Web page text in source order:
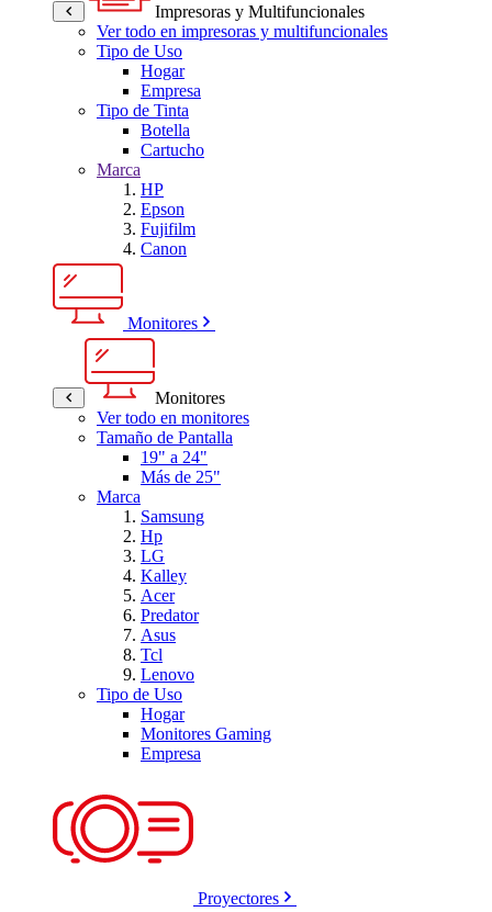
Impresoras y Multifuncionales
Ver todo en impresoras y multifuncionales
Tipo de Uso
Hogar
Empresa
Tipo de Tinta
Botella
Cartucho
Marca
HP
Epson
Fujifilm
Canon
Monitores
Monitores
Ver todo en monitores
Tamaño de Pantalla
19" a 24"
Más de 25"
Marca
Samsung
Hp
LG
Kalley
Acer
Predator
Asus
Tcl
Lenovo
Tipo de Uso
Hogar
Monitores Gaming
Empresa
Proyectores